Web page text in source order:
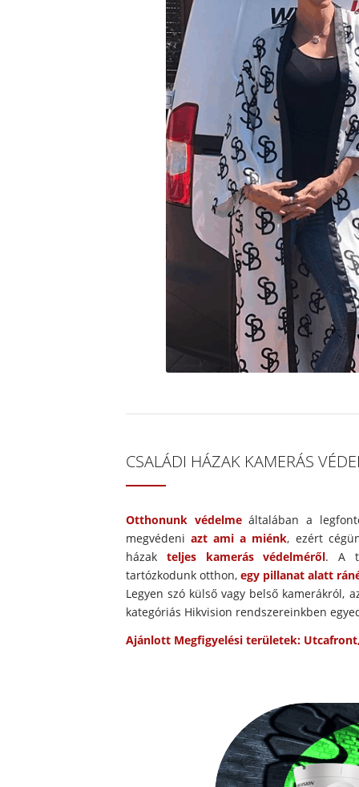
CSALÁDI HÁZAK KAMERÁS
Otthonunk védelmeáltalában a
megvédeniazt ami a miénk, ezért
házak teljes kamerás védelméről. A
tartózkodunk otthon, egy pillanat alatt
Legyen szó külső vagy belső kamerákról,
kategóriás Hikvision rendszereinkben
Ajánlott Megfigyelési területek: